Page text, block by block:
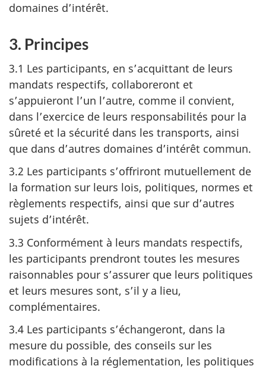
domaines d’intérêt.
3. Principes
3.1 Les participants, en s’acquittant de leurs
mandats respectifs, collaboreront et
s’appuieront l’un l’autre, comme il convient,
dans l’exercice de leurs responsabilités pour la
sûreté et la sécurité dans les transports, ainsi
que dans d’autres domaines d’intérêt commun.
3.2 Les participants s’offriront mutuellement de
la formation sur leurs lois, politiques, normes et
règlements respectifs, ainsi que sur d’autres
sujets d’intérêt.
3.3 Conformément à leurs mandats respectifs,
les participants prendront toutes les mesures
raisonnables pour s’assurer que leurs politiques
et leurs mesures sont, s’il y a lieu,
complémentaires.
3.4 Les participants s’échangeront, dans la
mesure du possible, des conseils sur les
modifications à la réglementation, les politiques